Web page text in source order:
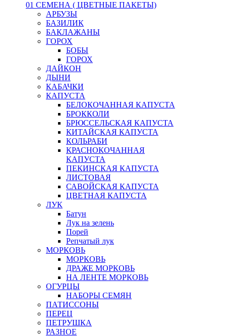
01 СЕМЕНА ( ЦВЕТНЫЕ ПАКЕТЫ)
АРБУЗЫ
БАЗИЛИК
БАКЛАЖАНЫ
ГОРОХ
БОБЫ
ГОРОХ
ДАЙКОН
ДЫНИ
КАБАЧКИ
КАПУСТА
БЕЛОКОЧАННАЯ КАПУСТА
БРОККОЛИ
БРЮССЕЛЬСКАЯ КАПУСТА
КИТАЙСКАЯ КАПУСТА
КОЛЬРАБИ
КРАСНОКОЧАННАЯ
КАПУСТА
ПЕКИНСКАЯ КАПУСТА
ЛИСТОВАЯ
САВОЙСКАЯ КАПУСТА
ЦВЕТНАЯ КАПУСТА
ЛУК
Батун
Лук на зелень
Порей
Репчатый лук
МОРКОВЬ
МОРКОВЬ
ДРАЖЕ МОРКОВЬ
НА ЛЕНТЕ МОРКОВЬ
ОГУРЦЫ
НАБОРЫ СЕМЯН
ПАТИССОНЫ
ПЕРЕЦ
ПЕТРУШКА
РАЗНОЕ